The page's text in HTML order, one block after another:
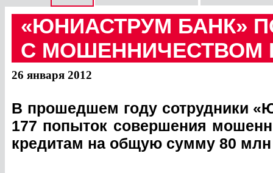
«ЮНИАСТРУМ БАНК»
С МОШЕННИЧЕСТВОМ
26 января 2012
В прошедшем году сотрудники
177 попыток совершения
кредитам на общую сумму 80 млн